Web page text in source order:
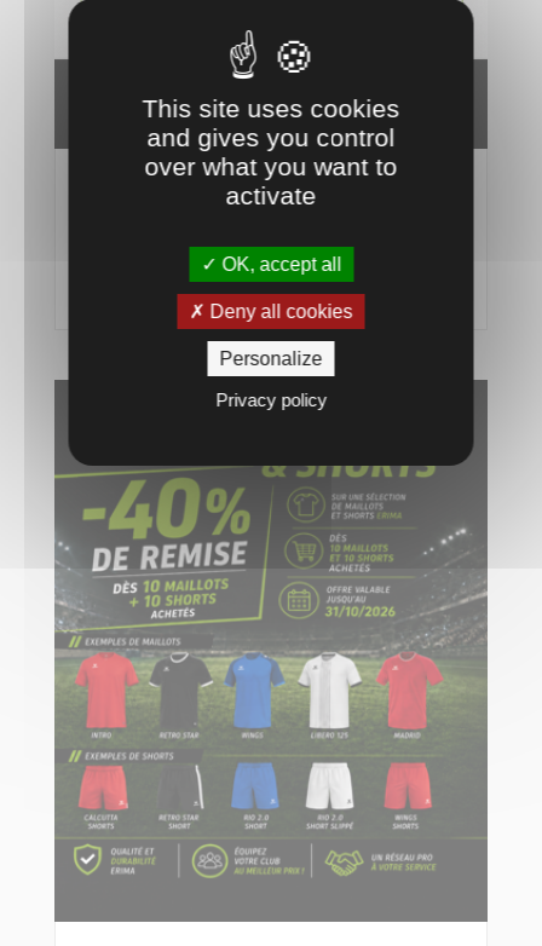
Peinture Traçage Terrain de Sport E-SPORT
This site uses cookies
and gives you control
over what you want to
activate
OK, accept all
Deny all cookies
Personalize
Privacy policy